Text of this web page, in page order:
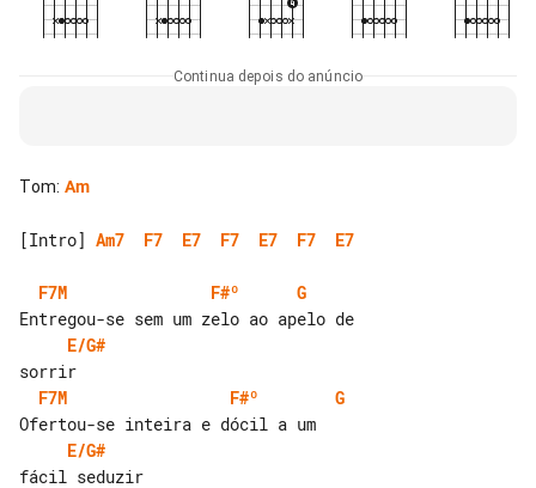
Continua depois do anúncio
Tom: Am
[Intro] Am7 F7 E7 F7 E7 F7 E7
F7M F#º
G
E/G#
F7M
F#º
G
E/G#